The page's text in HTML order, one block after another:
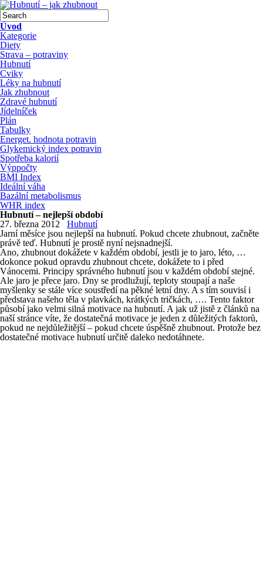
Úvod
Kategorie
Diety
Strava – potraviny
Hubnutí
Cviky
Léky na hubnutí
Jak zhubnout
Zdravé hubnutí
Jídelníček
Plán
Tabulky
Energet. hodnota potravin
Glykemický index potravin
Spotřeba kalorií
Výppočty
BMI Index
Ideální váha
Bazální metabolismus
WHR index
Hubnutí – nejlepší období
27. března 2012
Hubnutí
Jarní měsíce jsou nejlepší na hubnutí. Pokud chcete zhubnout, začněte
právě teď. Hubnutí je prostě nyní nejsnadnejší.
Ano, zhubnout dokážete v každém období, jestli je to jaro, léto, …
dokonce pokud opravdu zhubnout chcete, dokážete to i před
Vánocemi. Principy správného hubnutí jsou v každém období stejné.
Ale jaro je přece jaro. Dny se prodlužují, teploty stoupají a naše
myšlenky se stále více soustředí na pěkné letní dny. A s tím souvisí i
představa našeho těla v plavkách, krátkých tričkách, …. Tento faktor
působí jako velmi silná motivace na hubnutí. A jak už jistě z článků na
naší stránce víte, že dostatečná motivace je jeden z důležitých faktorů,
pokud ne nejdůležitější – pokud chcete úspěšně zhubnout. Protože bez
dostatečné motivace hubnutí určitě daleko nedotáhnete.